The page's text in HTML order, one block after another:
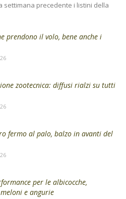
settimana precedente i listini della
prendono il volo, bene anche i
zootecnica: diffusi rialzi su tutti
fermo al palo, balzo in avanti del
per le albicocche,
e angurie